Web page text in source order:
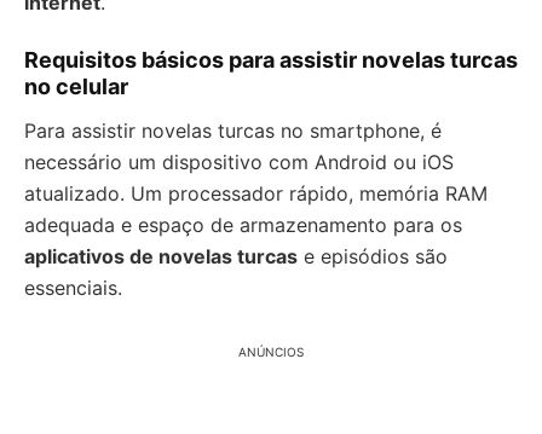
Requisitos básicos para assistir novelas turcas
no celular
Para assistir novelas turcas no smartphone, é
necessário um dispositivo com Android ou iOS
atualizado. Um processador rápido, memória RAM
adequada e espaço de armazenamento para os
aplicativos de novelas turcas e episódios são
essenciais.
ANÚNCIOS